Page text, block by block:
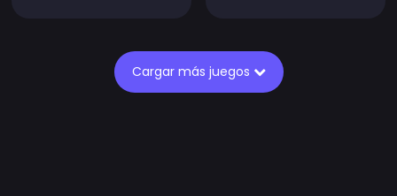
Cargar más juegos